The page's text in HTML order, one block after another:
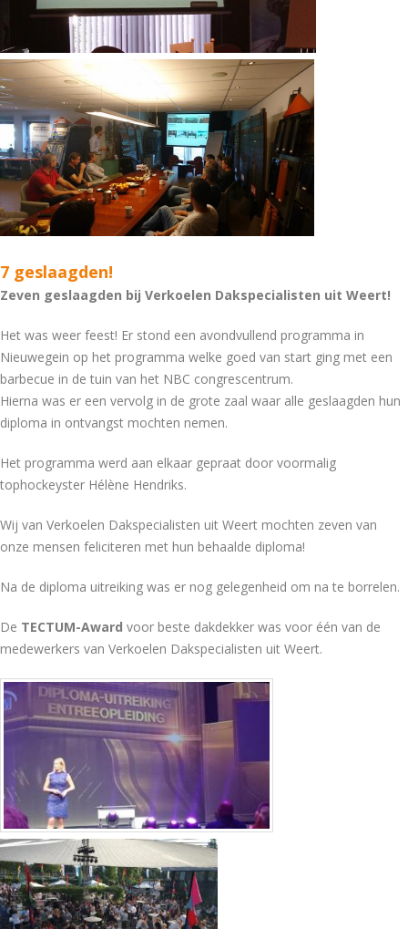
7 geslaagden!
Zeven geslaagden bij Verkoelen Dakspecialisten uit Weert!
Het was weer feest! Er stond een avondvullend programma in
Nieuwegein op het programma welke goed van start ging met een
barbecue in de tuin van het NBC congrescentrum.
Hierna was er een vervolg in de grote zaal waar alle geslaagden hun
diploma in ontvangst mochten nemen.
Het programma werd aan elkaar gepraat door voormalig
tophockeyster Hélène Hendriks.
Wij van Verkoelen Dakspecialisten uit Weert mochten zeven van
onze mensen feliciteren met hun behaalde diploma!
Na de diploma uitreiking was er nog gelegenheid om na te borrelen.
De TECTUM-Award voor beste dakdekker was voor één van de
medewerkers van Verkoelen Dakspecialisten uit Weert.